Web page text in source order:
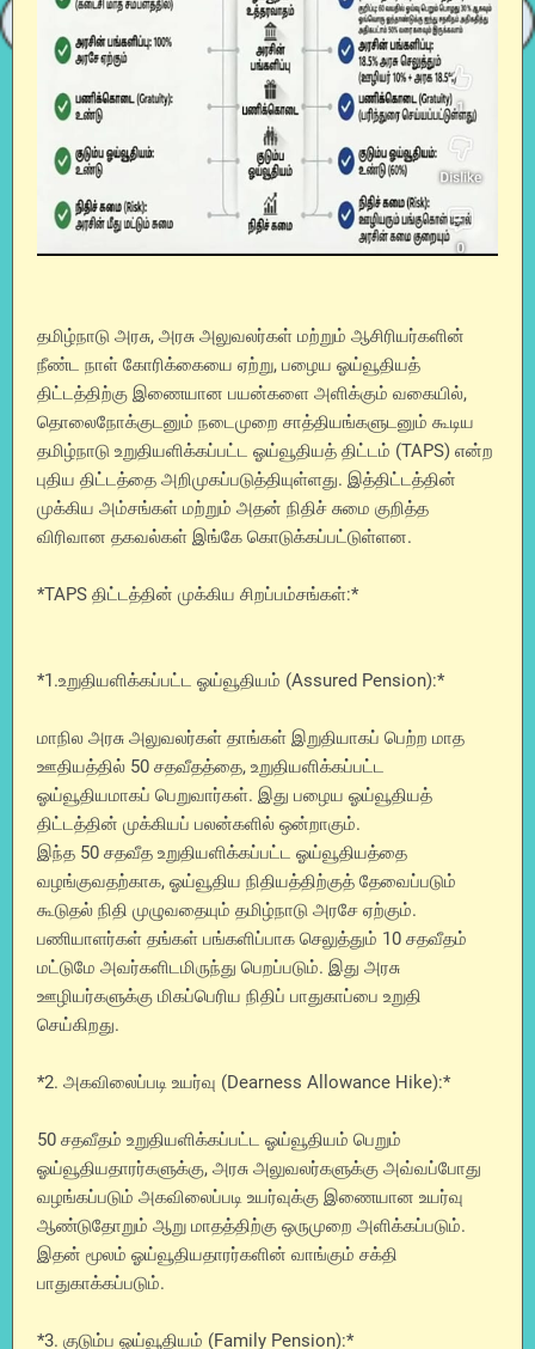
தமிழ்நாடு அரசு, அரசு அலுவலர்கள் மற்றும் ஆசிரியர்களின்
நீண்ட நாள் கோரிக்கையை ஏற்று, பழைய ஓய்வூதியத்
திட்டத்திற்கு இணையான பயன்களை அளிக்கும் வகையில்,
தொலைநோக்குடனும் நடைமுறை சாத்தியங்களுடனும் கூடிய
தமிழ்நாடு உறுதியளிக்கப்பட்ட ஓய்வூதியத் திட்டம் (TAPS) என்ற
புதிய திட்டத்தை அறிமுகப்படுத்தியுள்ளது. இத்திட்டத்தின்
முக்கிய அம்சங்கள் மற்றும் அதன் நிதிச் சுமை குறித்த
விரிவான தகவல்கள் இங்கே கொடுக்கப்பட்டுள்ளன.
*TAPS திட்டத்தின் முக்கிய சிறப்பம்சங்கள்:*
*1.உறுதியளிக்கப்பட்ட ஓய்வூதியம் (Assured Pension):*
மாநில அரசு அலுவலர்கள் தாங்கள் இறுதியாகப் பெற்ற மாத
ஊதியத்தில் 50 சதவீதத்தை, உறுதியளிக்கப்பட்ட
ஓய்வூதியமாகப் பெறுவார்கள். இது பழைய ஓய்வூதியத்
திட்டத்தின் முக்கியப் பலன்களில் ஒன்றாகும்.
இந்த 50 சதவீத உறுதியளிக்கப்பட்ட ஓய்வூதியத்தை
வழங்குவதற்காக, ஓய்வூதிய நிதியத்திற்குத் தேவைப்படும்
கூடுதல் நிதி முழுவதையும் தமிழ்நாடு அரசே ஏற்கும்.
பணியாளர்கள் தங்கள் பங்களிப்பாக செலுத்தும் 10 சதவீதம்
மட்டுமே அவர்களிடமிருந்து பெறப்படும். இது அரசு
ஊழியர்களுக்கு மிகப்பெரிய நிதிப் பாதுகாப்பை உறுதி
செய்கிறது.
*2. அகவிலைப்படி உயர்வு (Dearness Allowance Hike):*
50 சதவீதம் உறுதியளிக்கப்பட்ட ஓய்வூதியம் பெறும்
ஓய்வூதியதாரர்களுக்கு, அரசு அலுவலர்களுக்கு அவ்வப்போது
வழங்கப்படும் அகவிலைப்படி உயர்வுக்கு இணையான உயர்வு
ஆண்டுதோறும் ஆறு மாதத்திற்கு ஒருமுறை அளிக்கப்படும்.
இதன் மூலம் ஓய்வூதியதாரர்களின் வாங்கும் சக்தி
பாதுகாக்கப்படும்.
*3. குடும்ப ஓய்வூதியம் (Family Pension):*